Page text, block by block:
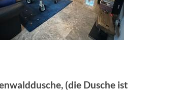
(die Dusche ist